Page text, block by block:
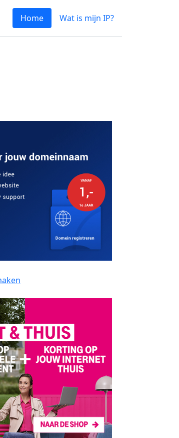
Home Wat is mijn IP?